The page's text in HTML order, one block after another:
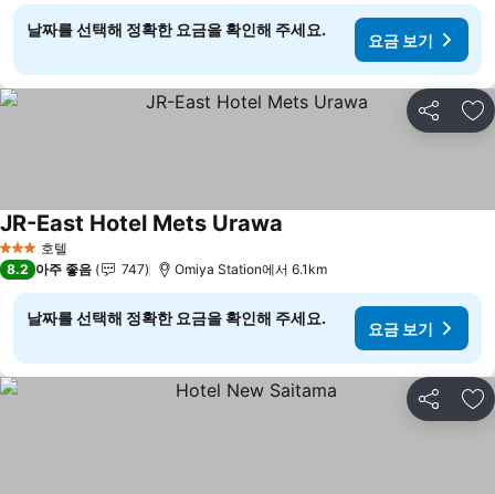
날짜를 선택해 정확한 요금을 확인해 주세요.
요금 보기
공유 즐
3 성급 호텔
JR-East Hotel Mets Urawa
8.2 아주 좋음 747 Omiya Station에서 6.1km
날짜를 선택해 정확한 요금을 확인해 주세요.
요금 보기
공유 즐